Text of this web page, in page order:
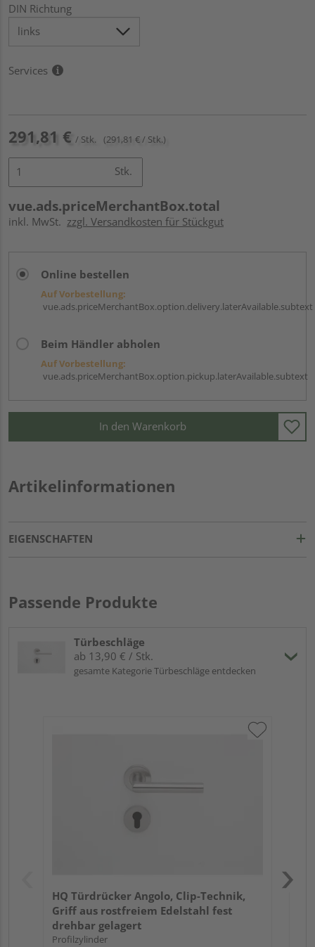
DIN Richtung
Services
291,81 € / Stk. (291,81 € / Stk.)
Stk.
vue.ads.priceMerchantBox.total
inkl. MwSt. zzgl. Versandkosten für Stückgut
Online bestellen
Auf Vorbestellung:
vue.ads.priceMerchantBox.option.delivery.laterAvailable.subtext
Beim Händler abholen
Auf Vorbestellung:
vue.ads.priceMerchantBox.option.pickup.laterAvailable.subtext
In den Warenkorb
Artikelinformationen
EIGENSCHAFTEN
Passende Produkte
Türbeschläge
ab 13,90 € / Stk.
gesamte Kategorie Türbeschläge entdecken
HQ Türdrücker Angolo, Clip-Technik,
Griff aus rostfreiem Edelstahl fest
drehbar gelagert
Profilzylinder